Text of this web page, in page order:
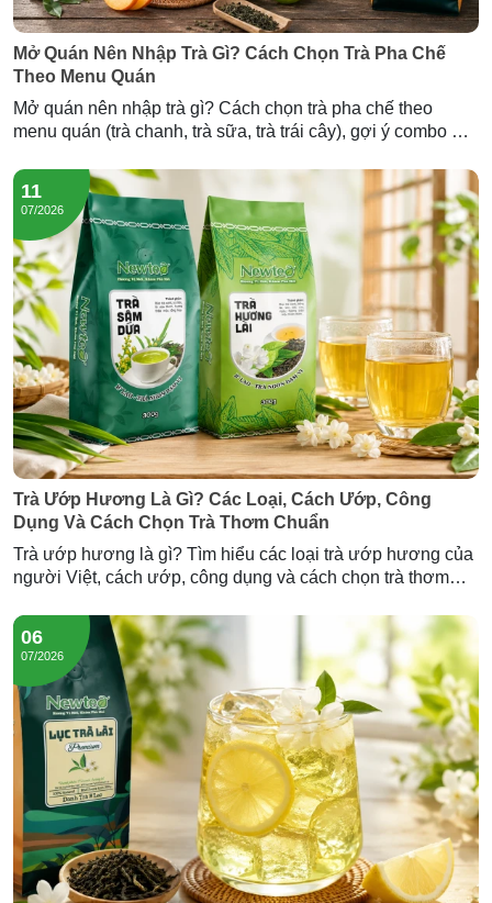
Mở Quán Nên Nhập Trà Gì? Cách Chọn Trà Pha Chế
Theo Menu Quán
Mở quán nên nhập trà gì? Cách chọn trà pha chế theo
menu quán (trà chanh, trà sữa, trà trái cây), gợi ý combo mở
11
07/2026
Trà Ướp Hương Là Gì? Các Loại, Cách Ướp, Công
Dụng Và Cách Chọn Trà Thơm Chuẩn
Trà ướp hương là gì? Tìm hiểu các loại trà ướp hương của
người Việt, cách ướp, công dụng và cách chọn trà thơm
06
07/2026